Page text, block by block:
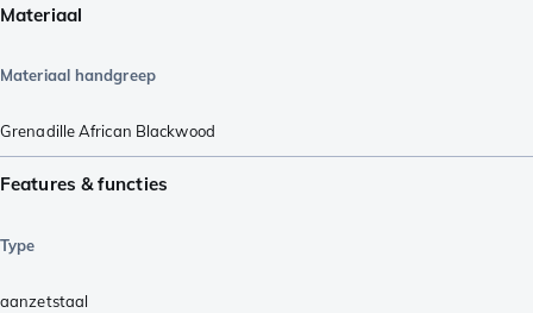
Materiaal
Materiaal handgreep
Grenadille African Blackwood
Features & functies
Type
aanzetstaal